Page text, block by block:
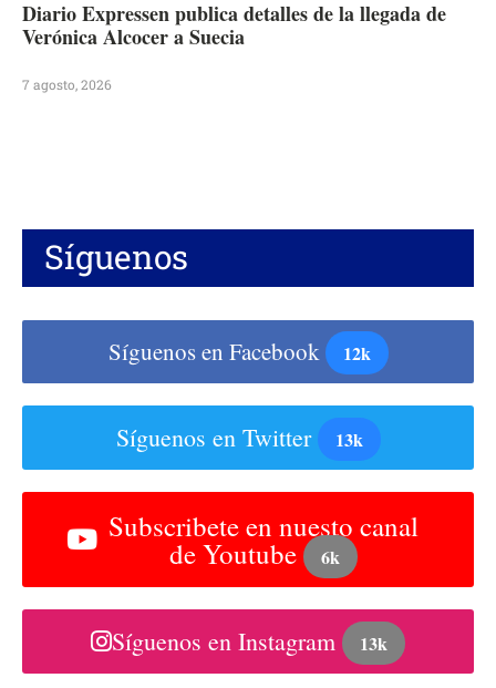
Diario Expressen publica detalles de la llegada de
Verónica Alcocer a Suecia
7 agosto, 2026
Síguenos
Síguenos en Facebook 12k
Síguenos en Twitter 13k
Subscribete en nuesto canal
de Youtube 6k
Síguenos en Instagram 13k